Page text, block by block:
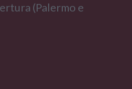
(Palermo e